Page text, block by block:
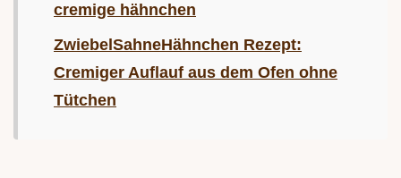
cremige hähnchen
ZwiebelSahneHähnchen Rezept:
Cremiger Auflauf aus dem Ofen ohne
Tütchen